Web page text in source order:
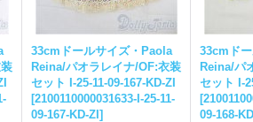
33cmドールサイズ・Paola
Reina/パオラレイナ/OF:衣装
セット I-25-11-09-167-KD-ZI
[2100110000031633-I-25-11-
09-167-KD-ZI ]
33cmド
Reina/パ
セット I-
[
09-168-